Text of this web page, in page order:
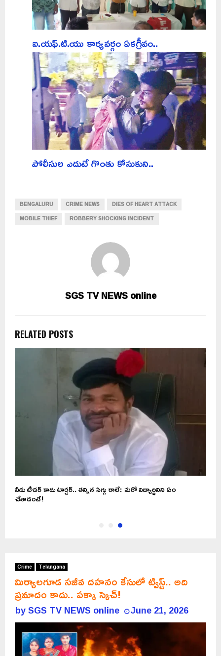
ఐ.యఫ్.టి.యు కార్యవర్గం ఏకగ్రీవం..
పోలీసుల ఎదుటే గొంతు కోసుకుని..
BENGALURU CRIME NEWS
DIES OF HEART ATTACK
MOBILE THIEF
ROBBERY SHOCKING INCIDENT
SGS TV NEWS online
RELATED POSTS
వీడు టీచర్ కాదు టార్చర్.. తన్నిన సిగ్గు రాలే: మరో విద్యార్థినిని ఏం
చేశాడంటే!
Crime Telangana
మిర్యాలగూడ సజీవ దహనం కేసులో ట్విస్ట్‌.. అది
ప్రమాదం కాదు.. పక్కా స్కెచ్‌!
bySGS TV NEWS online June 21, 2026